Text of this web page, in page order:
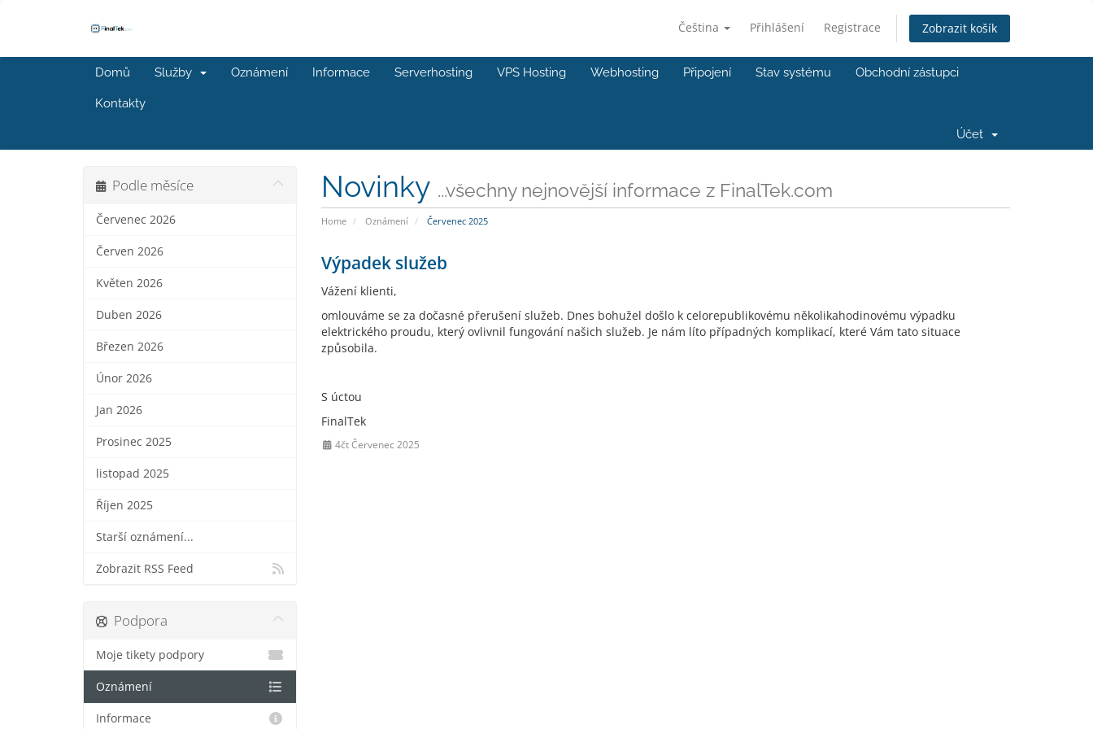
Čeština Přihlášení Registrace Zobrazit košík
Domů Služby Oznámení Informace Serverhosting VPS Hosting Webhosting Připojení Stav systému Obchodní zástupci
Kontakty
Účet
Novinky ...všechny nejnovější informace z FinalTek.com
Home Oznámení Červenec 2025
Podle měsíce
Červenec 2026
Červen 2026
Květen 2026
Duben 2026
Březen 2026
Únor 2026
Jan 2026
Prosinec 2025
listopad 2025
Říjen 2025
Starší oznámení...
Zobrazit RSS Feed
Výpadek služeb
Vážení klienti,
omlouváme se za dočasné přerušení služeb. Dnes bohužel došlo k celorepublikovému několikahodinovému výpadku
elektrického proudu, který ovlivnil fungování našich služeb. Je nám líto případných komplikací, které Vám tato situace
způsobila.
S úctou
FinalTek
4čt Červenec 2025
Podpora
Moje tikety podpory
Oznámení
Informace